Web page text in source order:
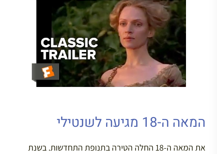
המאה ה-18 מגיעה לשנטילי
את המאה ה-18 החלה הטירה בתנופת התחדשות. בשנת